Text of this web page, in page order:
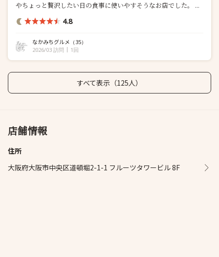
やちょっと贅沢したい日の食事に使いやすそうなお店でした。 ...
4.8
なかみちグルメ （35）
2026/03 訪問
1回
すべて表示（125人）
店舗情報
住所
大阪府大阪市中央区道頓堀2-1-1 フルーツタワービル 8F